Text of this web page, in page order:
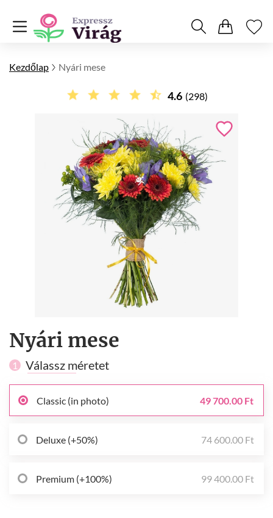
Kezdőlap Nyári mese
4.6 (298)
Nyári mese
1 Válassz méretet
Classic (in photo) 49 700.00 Ft
Deluxe (+50%) 74 600.00 Ft
Premium (+100%) 99 400.00 Ft